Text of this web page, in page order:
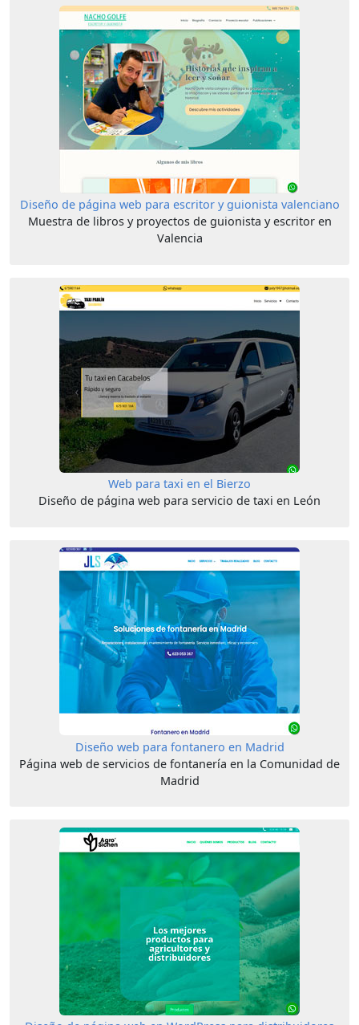
Diseño de página web para escritor y guionista valenciano
Muestra de libros y proyectos de guionista y escritor en
Valencia
Web para taxi en el Bierzo
Diseño de página web para servicio de taxi en León
Diseño web para fontanero en Madrid
Página web de servicios de fontanería en la Comunidad de
Madrid